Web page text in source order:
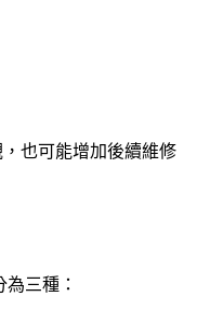
也可能增加後續維修
三種：